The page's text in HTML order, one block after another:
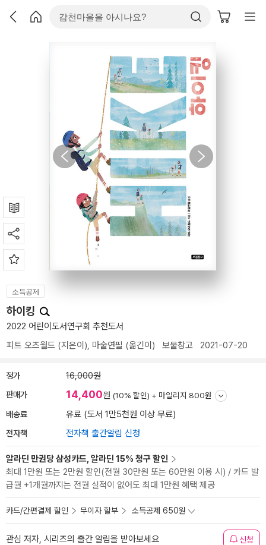
소득공제
하이킹
2022 어린이도서연구회 추천도서
피트 오즈월드 (지은이), 마술연필 (옮긴이) 보물창고 2021-07-20
정가 16,000원
판매가 14,400원 (10% 할인) + 마일리지 800원
배송료 유료 (도서 1만5천원 이상 무료)
전자책 전자책 출간알림 신청
알라딘 만권당 삼성카드, 알라딘 15% 청구 할인
최대 1만원 또는 2만원 할인(전월 30만원 또는 60만원 이용 시) / 카드 발
급월 +1개월까지는 전월 실적이 없어도 최대 1만원 혜택 제공
카드/간편결제 할인 무이자 할부 소득공제 650원
관심 저자, 시리즈의 출간 알림을 받아보세요 신청